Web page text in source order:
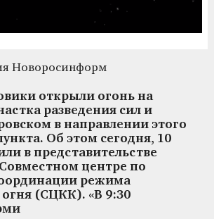
Новоросинформ
открыли огонь на
разведения сил и
в направлении этого
Об этом сегодня, 10
в представительстве
центре по
режима
(СЦКК). «В 9:30